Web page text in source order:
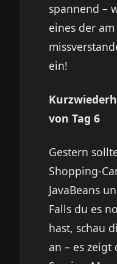
spannend –
eines der
ein!
von Tag 6
Gestern
Shopping-
JavaBeans
Falls du es
hast, schau
an – es zeigt